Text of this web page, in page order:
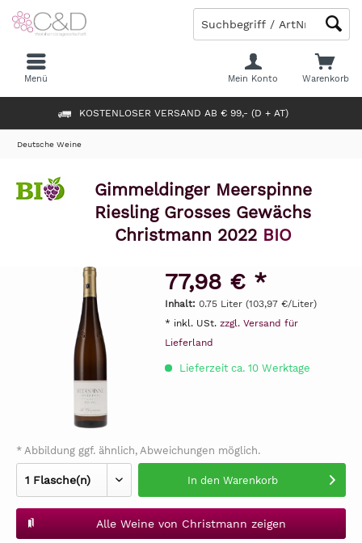
KOSTENLOSER VERSAND AB € 99,- (D + AT)
Warenkorb
Mein Konto
Menü
Deutsche Weine
Gimmeldinger Meerspinne
Riesling Grosses Gewächs
Christmann 2022 BIO
77,98 € *
Inhalt: 0.75 Liter (103,97 €/Liter)
* inkl. USt. zzgl. Versand für
Lieferland
Lieferzeit ca. 10 Werktage
* Abbildung ggf. ähnlich, Abweichungen möglich.
In den Warenkorb
Alle Weine von Christmann zeigen